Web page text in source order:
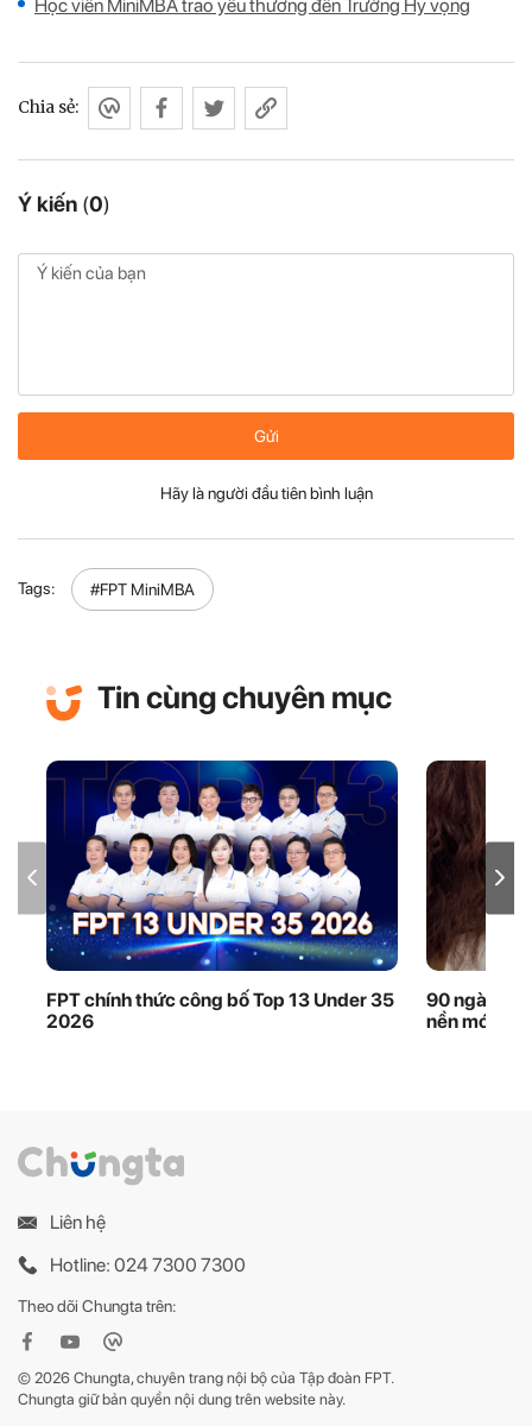
Học viên MiniMBA trao yêu thương đến Trường Hy vọng
Ý kiến (0)
Chia sẻ:
Gửi
Hãy là người đầu tiên bình luận
Tags: #FPT MiniMBA
Tin cùng chuyên mục
FPT chính thức công bố Top 13 Under 35
2026
90 ngày
nền móng
Liên hệ
Hotline: 024 7300 7300
Theo dõi Chungta trên:
© 2026 Chungta, chuyên trang nội bộ của Tập đoàn FPT.
Chungta giữ bản quyền nội dung trên website này.